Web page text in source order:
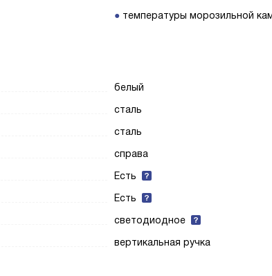
температуры морозильной
белый
сталь
сталь
справа
Есть
Есть
светодиодное
вертикальная ручка